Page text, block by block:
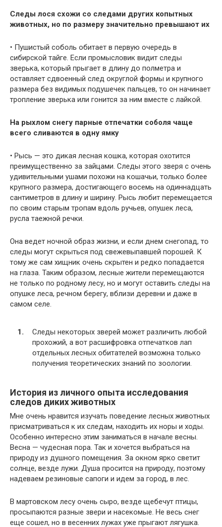
Следы лося схожи со следами других копытных
животных, но по размеру значительно превышают их
• Пушистый соболь обитает в первую очередь в
сибирской тайге. Если промысловик видит следы
зверька, который прыгает в длину до полметра и
оставляет сдвоенный след округлой формы и крупного
размера без видимых подушечек пальцев, то он начинает
тропление зверька или гонится за ним вместе с лайкой.
На рыхлом снегу парные отпечатки соболя чаще
всего сливаются в одну ямку
• Рысь — это дикая лесная кошка, которая охотится
преимущественно за зайцами. Следы этого зверя с очень
удивительными ушами похожи на кошачьи, только более
крупного размера, достигающего восемь на одиннадцать
сантиметров в длину и ширину. Рысь любит перемещается
по своим старым тропам вдоль ручьев, опушек леса,
русла таежной речки.
Она ведет ночной образ жизни, и если днем снегопад, то
следы могут скрыться под свежевыпавшей порошей. К
тому же сам хищник очень скрытен и редко попадается
на глаза. Таким образом, лесные жители перемещаются
не только по родному лесу, но и могут оставить следы на
опушке леса, речном берегу, вблизи деревни и даже в
самом селе.
Следы некоторых зверей может различить любой
прохожий, а вот расшифровка отпечатков лап
отдельных лесных обитателей возможна только
получения теоретических знаний по зоологии.
История из личного опыта исследования
следов диких животных
Мне очень нравится изучать поведение лесных животных
присматриваться к их следам, находить их норы и ходы.
Особенно интересно этим заниматься в начале весны.
Весна — чудесная пора. Так и хочется выбраться на
природу из душного помещения. За окном ярко светит
солнце, везде лужи. Душа просится на природу, поэтому
надеваем резиновые сапоги и идем за город, в лес.
В мартовском лесу очень сыро, везде щебечут птицы,
просыпаются разные звери и насекомые. Не весь снег
еще сошел, но в весенних лужах уже прыгают лягушка.